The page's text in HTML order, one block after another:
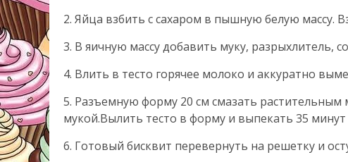
2. Яйца взбить с сахаром в пышную белую массу.
3. В яичную массу добавить муку, разрыхлитель,
4. Влить в тесто горячее молоко и аккуратно
5. Разъемную форму 20 см смазать
мукой.Вылить тесто в форму и выпекать 35 минут
6. Готовый бисквит перевернуть на решетку и